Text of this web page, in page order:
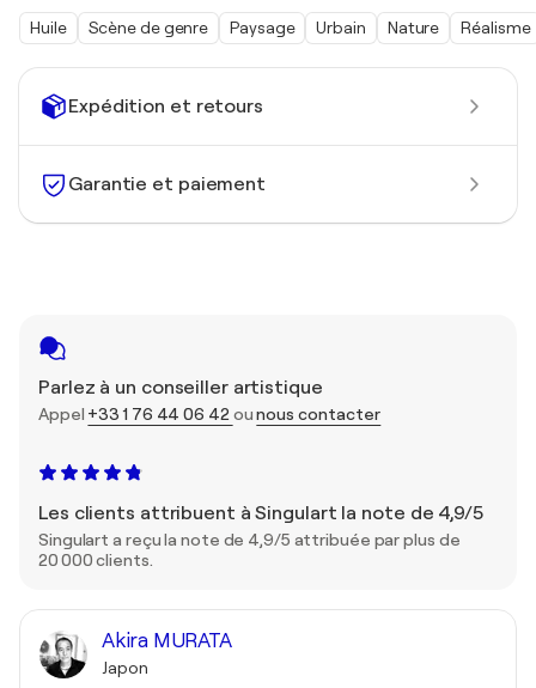
Expédition et retours
Garantie et paiement
Parlez à un conseiller artistique
Appel +33 1 76 44 06 42ounous contacter
Les clients attribuent à Singulart la note de 4,9/5
Singulart a reçu la note de 4,9/5 attribuée par plus de
20 000 clients.
Akira MURATA
Japon
Huile Scène de genre Paysage Urbain Nature Réalisme